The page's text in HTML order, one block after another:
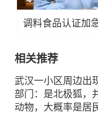
调料食品认证加
相关推荐
武汉一小区周边出
部门：是北极狐，
动物，大概率是居